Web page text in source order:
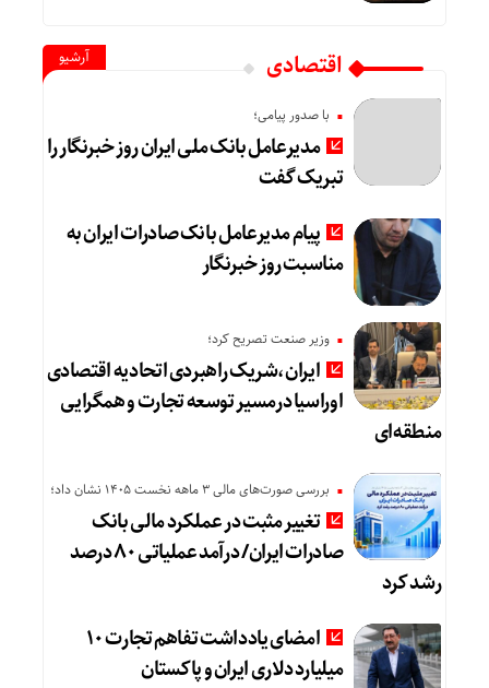
اقتصادی آرشیو
با صدور پیامی؛
مدیرعامل بانک ملی ایران روز خبرنگار را
تبریک گفت
پیام مدیرعامل بانک صادرات ایران به
مناسبت روز خبرنگار
وزیر صنعت تصریح کرد؛
ایران،شریک راهبردی اتحادیه اقتصادی
اوراسیا درمسیر توسعه تجارت و همگرایی
منطقه‌ای
بررسی صورت‌های مالی 3 ماهه نخست 1405 نشان داد؛
تغییر مثبت در عملکرد مالی بانک
صادرات ایران/ درآمد عملیاتی 80 درصد
رشد کرد
امضای یادداشت تفاهم تجارت ۱۰
میلیارد دلاری ایران و پاکستان